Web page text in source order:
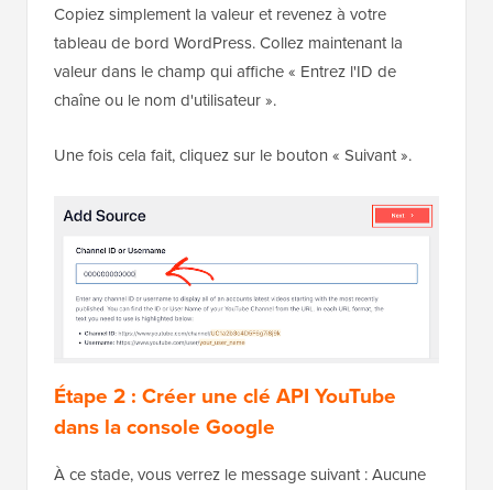
Copiez simplement la valeur et revenez à votre
tableau de bord WordPress. Collez maintenant la
valeur dans le champ qui affiche « Entrez l'ID de
chaîne ou le nom d'utilisateur ».
Une fois cela fait, cliquez sur le bouton « Suivant ».
Étape 2 : Créer une clé API YouTube
dans la console Google
À ce stade, vous verrez le message suivant : Aucune